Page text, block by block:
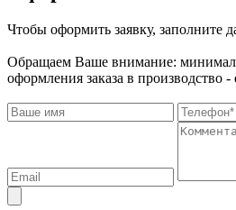
Чтобы оформить заявку, заполните
Обращаем Ваше внимание:
оформления заказа в производство -